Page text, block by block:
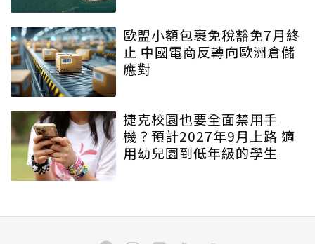
歐盟小額包裹免稅豁免7月終
止 中國電商反轉向歐洲倉儲
應對
捷克校園也要全面禁用手
機？預計2027年9月上路 適
用幼兒園到低年級的學生